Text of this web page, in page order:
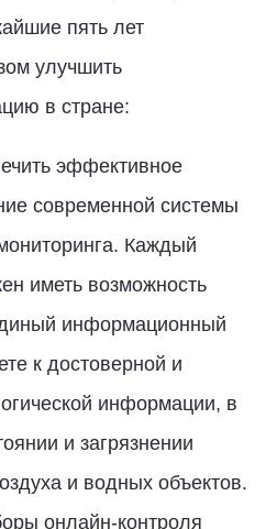
пять лет
улучшить
в стране:
эффективное
современной системы
Каждый
иметь возможность
информационный
к достоверной и
информации, в
и загрязнении
и водных объектов.
онлайн-контроля